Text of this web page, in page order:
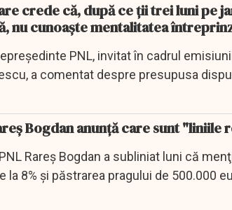
crede că, după ce ții trei luni pe
nu cunoaște mentalitatea
PNL, invitat în cadrul
a comentat despre presupusa
Bogdan anunţă care sunt "liniile
Rareş Bogdan a subliniat luni că
la 8% şi păstrarea pragului de 500.000
"linii...